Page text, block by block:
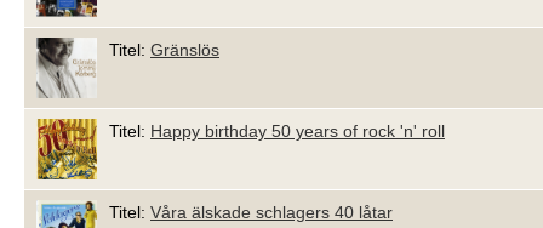
Titel: Gränslös
Titel: Happy birthday 50 years of rock 'n' roll
Titel: Våra älskade schlagers 40 låtar